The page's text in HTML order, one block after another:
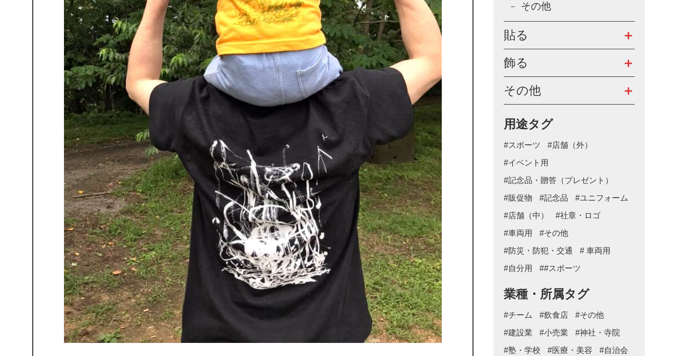
その他
貼る
飾る
その他
用途タグ
#スポーツ #店舗（外）
#イベント用
#記念品・贈答（プレゼント）
#販促物 #記念品 #ユニフォーム
#店舗（中） #社章・ロゴ
#車両用 #その他
#防災・防犯・交通 # 車両用
#自分用 ##スポーツ
業種・所属タグ
#チーム #飲食店 #その他
#建設業 #小売業 #神社・寺院
#塾・学校 #医療・美容 #自治会